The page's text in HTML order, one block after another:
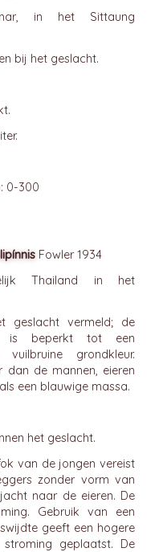
in het Sittaung
bij het geslacht.
0-300
Fowler 1934
Thailand in het
geslacht vermeld; de
is beperkt tot een
grondkleur.
dan de mannen, eieren
een blauwige massa.
het geslacht.
van de jongen vereist
zonder vorm van
naar de eieren. De
Gebruik van een
geeft een hogere
geplaatst. De